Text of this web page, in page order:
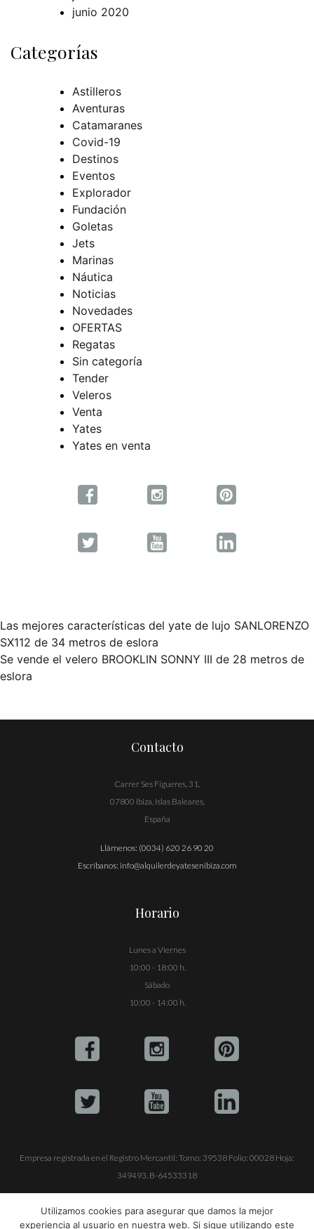
junio 2020
Categorías
Astilleros
Aventuras
Catamaranes
Covid-19
Destinos
Eventos
Explorador
Fundación
Goletas
Jets
Marinas
Náutica
Noticias
Novedades
OFERTAS
Regatas
Sin categoría
Tender
Veleros
Venta
Yates
Yates en venta
Navegación
de
Las mejores características del yate de lujo SANLORENZO
SX112 de 34 metros de eslora
Se vende el velero BROOKLIN SONNY III de 28 metros de
eslora
Contacto
Carrer Ses Figueres, 31,
07800 Ibiza, Islas Baleares,
España
Llámenos: (0034) 620 26 90 20
Escríbanos: info@alquilerdeyatesenibiza.com
Horario
Lunes a Viernes
10:00 - 18:00 h.
Sábado
10:00 - 14:00 h.
Empresa registrada en el Registro Mercantil: Tomo: 39538 Folio: 00028 Hoja:
349493. B-64533318
Utilizamos cookies para asegurar que damos la mejor
experiencia al usuario en nuestra web. Si sigue utilizando este